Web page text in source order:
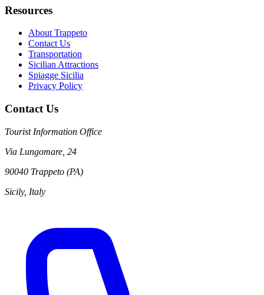
Resources
About Trappeto
Contact Us
Transportation
Sicilian Attractions
Spiagge Sicilia
Privacy Policy
Contact Us
Tourist Information Office
Via Lungomare, 24
90040 Trappeto (PA)
Sicily, Italy